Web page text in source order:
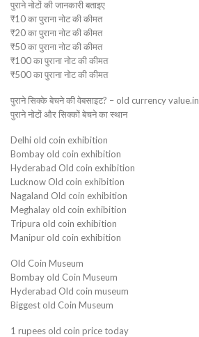
पुराने नोटों की जानकारी बताइए
₹10 का पुराना नोट की कीमत
₹20 का पुराना नोट की कीमत
₹50 का पुराना नोट की कीमत
₹100 का पुराना नोट की कीमत
₹500 का पुराना नोट की कीमत
पुराने सिक्के बेचने की वेबसाइट? – old currency value.in
पुराने नोटों और सिक्कों बेचने का स्थान
Delhi old coin exhibition
Bombay old coin exhibition
Hyderabad Old coin exhibition
Lucknow Old coin exhibition
Nagaland Old coin exhibition
Meghalay old coin exhibition
Tripura old coin exhibition
Manipur old coin exhibition
Old Coin Museum
Bombay old Coin Museum
Hyderabad Old coin museum
Biggest old Coin Museum
1 rupees old coin price today